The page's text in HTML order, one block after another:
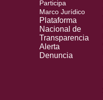
Participa
Marco Jurídico
Plataforma
Nacional de
Transparencia
Alerta
Denuncia